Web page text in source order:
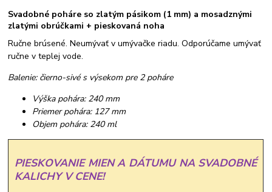
Svadobné poháre so zlatým pásikom (1 mm) a mosadznými
zlatými obrúčkami + pieskovaná noha
Ručne brúsené. Neumývať v umývačke riadu. Odporúčame umývať
ručne v teplej vode.
Balenie: čierno-sivé s výsekom pre 2 poháre
Výška pohára: 240 mm
Priemer pohára: 127 mm
Objem pohára: 240 ml
PIESKOVANIE MIEN A DÁTUMU NA SVADOBNÉ
KALICHY V CENE!